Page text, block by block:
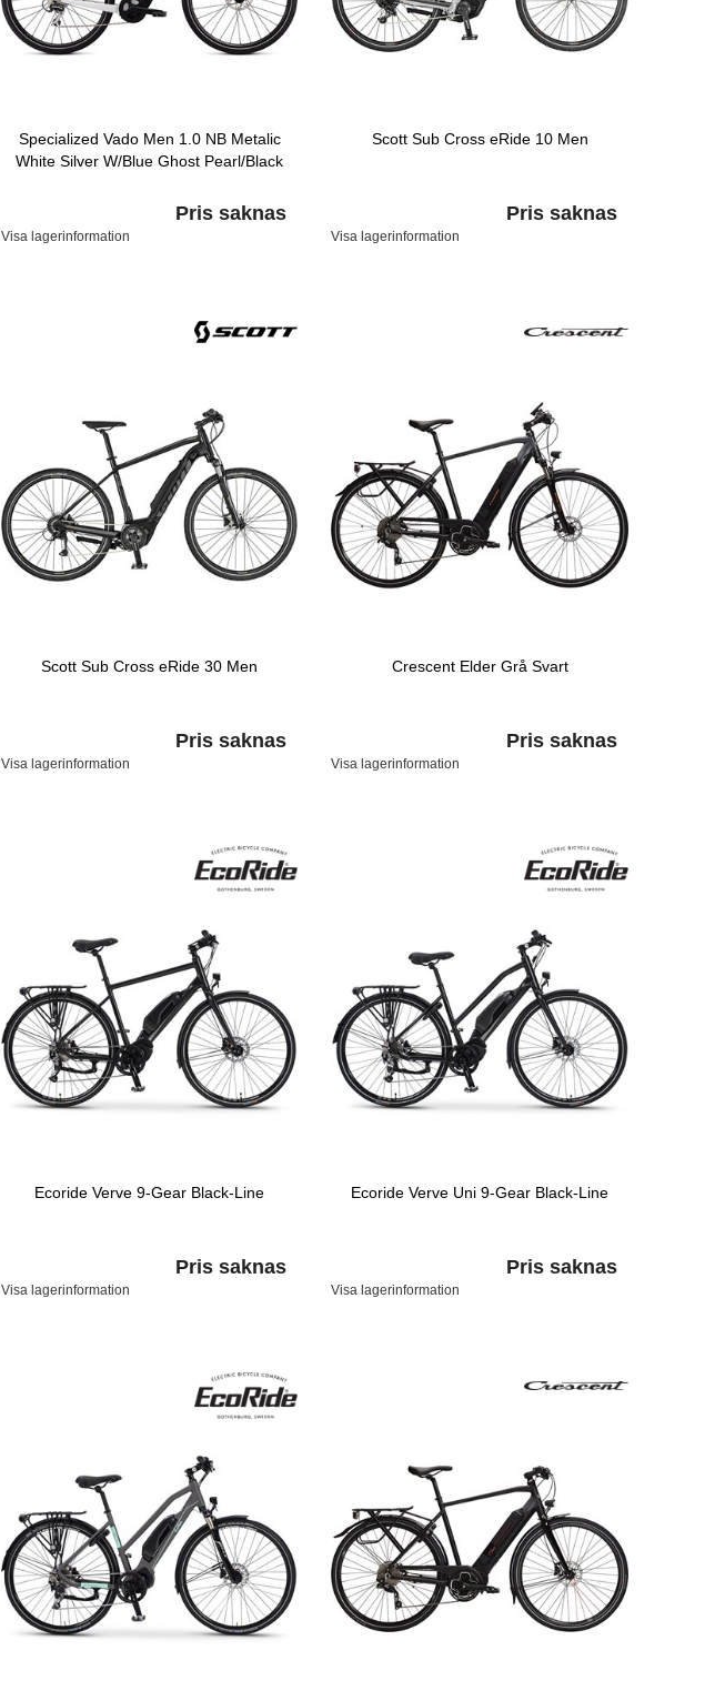
Specialized Vado Men 1.0 NB Metalic
White Silver W/Blue Ghost Pearl/Black
Pris saknas
Visa lagerinformation
Scott Sub Cross eRide 10 Men
Pris saknas
Visa lagerinformation
Scott Sub Cross eRide 30 Men
Pris saknas
Visa lagerinformation
Crescent Elder Grå Svart
Pris saknas
Visa lagerinformation
Ecoride Verve 9-Gear Black-Line
Pris saknas
Visa lagerinformation
Ecoride Verve Uni 9-Gear Black-Line
Pris saknas
Visa lagerinformation